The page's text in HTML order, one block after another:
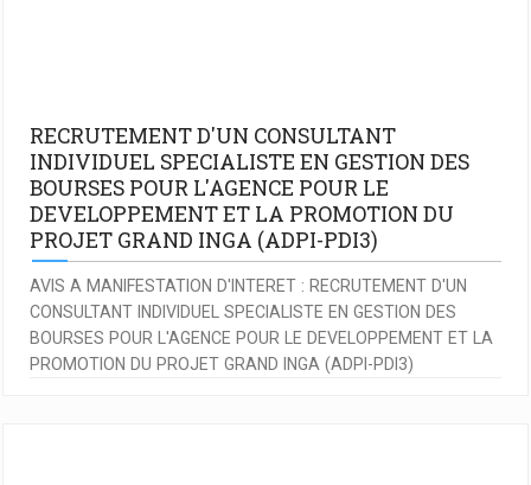
RECRUTEMENT D'UN CONSULTANT
INDIVIDUEL SPECIALISTE EN GESTION DES
BOURSES POUR L'AGENCE POUR LE
DEVELOPPEMENT ET LA PROMOTION DU
PROJET GRAND INGA (ADPI-PDI3)
AVIS A MANIFESTATION D'INTERET : RECRUTEMENT D'UN
CONSULTANT INDIVIDUEL SPECIALISTE EN GESTION DES
BOURSES POUR L'AGENCE POUR LE DEVELOPPEMENT ET LA
PROMOTION DU PROJET GRAND INGA (ADPI-PDI3)